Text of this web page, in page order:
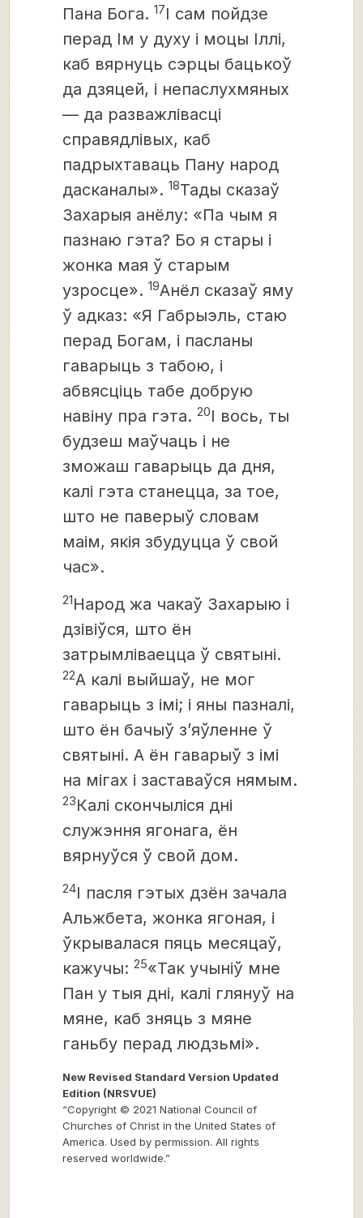
Пана Бога. 17І сам пойдзе
перад Ім у духу і моцы Іллі,
каб вярнуць сэрцы бацькоў
да дзяцей, і непаслухмяных
— да разважлівасці
справядлівых, каб
падрыхтаваць Пану народ
дасканалы». 18Тады сказаў
Захарыя анёлу: «Па чым я
пазнаю гэта? Бо я стары і
жонка мая ў старым
узросце». 19Анёл сказаў яму
ў адказ: «Я Габрыэль, стаю
перад Богам, і пасланы
гаварыць з табою, і
абвясціць табе добрую
навіну пра гэта. 20І вось, ты
будзеш маўчаць і не
зможаш гаварыць да дня,
калі гэта станецца, за тое,
што не паверыў словам
маім, якія збудуцца ў свой
час».
21Народ жа чакаў Захарыю і
дзівіўся, што ён
затрымліваецца ў святыні.
22А калі выйшаў, не мог
гаварыць з імі; і яны пазналі,
што ён бачыў з’яўленне ў
святыні. А ён гаварыў з імі
на мігах і заставаўся нямым.
23Калі скончыліся дні
служэння ягонага, ён
вярнуўся ў свой дом.
24І пасля гэтых дзён зачала
Альжбета, жонка ягоная, і
ўкрывалася пяць месяцаў,
кажучы: 25«Так учыніў мне
Пан у тыя дні, калі глянуў на
мяне, каб зняць з мяне
ганьбу перад людзьмі».
New Revised Standard Version Updated
Edition (NRSVUE)
“Copyright © 2021 National Council of
Churches of Christ in the United States of
America. Used by permission. All rights
reserved worldwide.”